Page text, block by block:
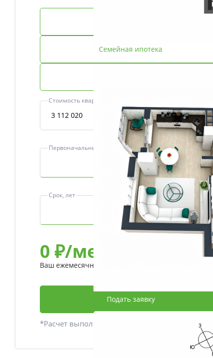
Семейная ипотека
Стоимость квартиры, ₽
Первоначальный взнос, ₽
Срок, лет
0 ₽/мес
Ваш ежемесячный платеж
Подать заявку
*Расчет выполнен приблизительно